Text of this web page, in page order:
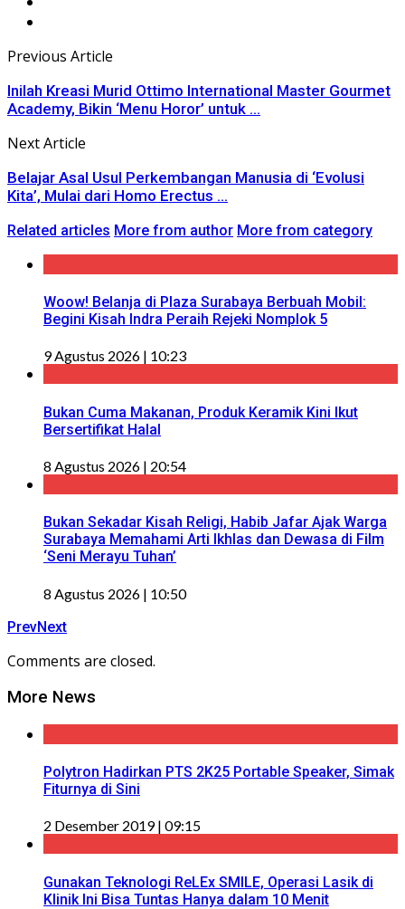
Previous Article
Inilah Kreasi Murid Ottimo International Master Gourmet
Academy, Bikin ‘Menu Horor’ untuk ...
Next Article
Belajar Asal Usul Perkembangan Manusia di ‘Evolusi
Kita’, Mulai dari Homo Erectus ...
Related articles More from author More from category
Woow! Belanja di Plaza Surabaya Berbuah Mobil:
Begini Kisah Indra Peraih Rejeki Nomplok 5
9 Agustus 2026 | 10:23
Bukan Cuma Makanan, Produk Keramik Kini Ikut
Bersertifikat Halal
8 Agustus 2026 | 20:54
Bukan Sekadar Kisah Religi, Habib Jafar Ajak Warga
Surabaya Memahami Arti Ikhlas dan Dewasa di Film
‘Seni Merayu Tuhan’
8 Agustus 2026 | 10:50
PrevNext
Comments are closed.
More News
Polytron Hadirkan PTS 2K25 Portable Speaker, Simak
Fiturnya di Sini
2 Desember 2019 | 09:15
Gunakan Teknologi ReLEx SMILE, Operasi Lasik di
Klinik Ini Bisa Tuntas Hanya dalam 10 Menit